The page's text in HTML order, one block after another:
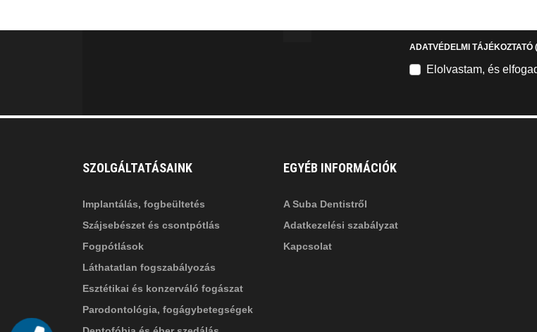
f
square
ADATVÉDELMI TÁJÉKOZTATÓ
Elolvastam, és
SZOLGÁLTATÁSAINK
Implantálás, fogbeültetés
Szájsebészet és csontpótlás
Fogpótlások
Láthatatlan fogszabályozás
Esztétikai és konzerváló fogászat
Parodontológia, fogágybetegségek
EGYÉB INFORMÁCIÓK
A Suba Dentistről
Adatkezelési szabályzat
Kapcsolat